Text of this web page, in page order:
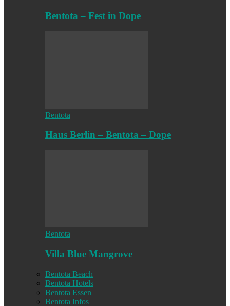
Bentota – Fest in Dope
Bentota
Haus Berlin – Bentota – Dope
Bentota
Villa Blue Mangrove
Bentota Beach
Bentota Hotels
Bentota Essen
Bentota Infos